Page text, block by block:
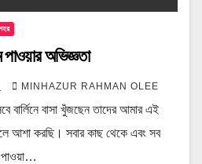
পাওয়ার অভিজ্ঞতা
MINHAZUR RAHMAN OLEE
বার্লিনে বাসা খুঁজছেন তাদের আমার এই
আশা করছি। সবার কাছ থেকে এবং সব
পাওয়া…